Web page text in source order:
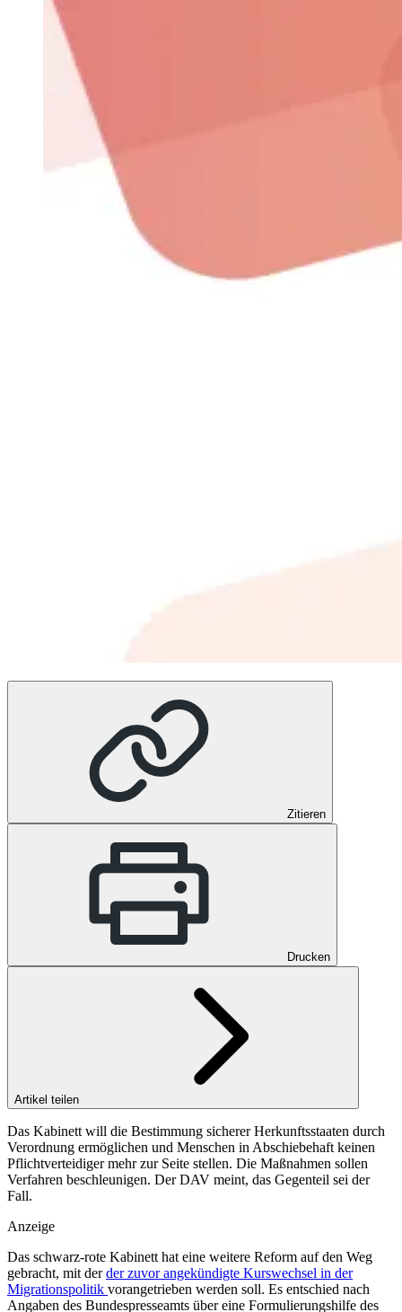
Zitieren
Drucken
Artikel teilen
Das Kabinett will die Bestimmung sicherer Herkunftsstaaten durch
Verordnung ermöglichen und Menschen in Abschiebehaft keinen
Pflichtverteidiger mehr zur Seite stellen. Die Maßnahmen sollen
Verfahren beschleunigen. Der DAV meint, das Gegenteil sei der
Fall.
Anzeige
Das schwarz-rote Kabinett hat eine weitere Reform auf den Weg
gebracht, mit derder zuvor angekündigte Kurswechsel in der
Migrationspolitik vorangetrieben werden soll. Es entschied nach
Angaben des Bundespresseamts über eine Formulierungshilfe des